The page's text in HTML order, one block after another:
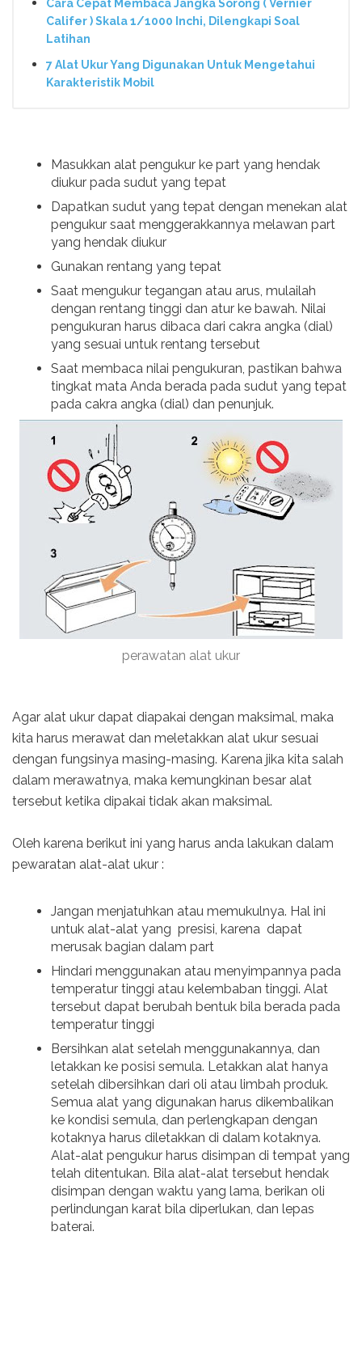
Cara Cepat Membaca Jangka Sorong ( Vernier
Califer ) Skala 1/1000 Inchi, Dilengkapi Soal
Latihan
7 Alat Ukur Yang Digunakan Untuk Mengetahui
Karakteristik Mobil
Masukkan alat pengukur ke part yang hendak
diukur pada sudut yang tepat
Dapatkan sudut yang tepat dengan menekan alat
pengukur saat menggerakkannya melawan part
yang hendak diukur
Gunakan rentang yang tepat
Saat mengukur tegangan atau arus, mulailah
dengan rentang tinggi dan atur ke bawah. Nilai
pengukuran harus dibaca dari cakra angka (dial)
yang sesuai untuk rentang tersebut
Saat membaca nilai pengukuran, pastikan bahwa
tingkat mata Anda berada pada sudut yang tepat
pada cakra angka (dial) dan penunjuk.
perawatan alat ukur
Agar alat ukur dapat diapakai dengan maksimal, maka
kita harus merawat dan meletakkan alat ukur sesuai
dengan fungsinya masing-masing. Karena jika kita salah
dalam merawatnya, maka kemungkinan besar alat
tersebut ketika dipakai tidak akan maksimal.
Oleh karena berikut ini yang harus anda lakukan dalam
pewaratan alat-alat ukur :
Jangan menjatuhkan atau memukulnya. Hal ini
untuk alat-alat yang presisi, karena dapat
merusak bagian dalam part
Hindari menggunakan atau menyimpannya pada
temperatur tinggi atau kelembaban tinggi. Alat
tersebut dapat berubah bentuk bila berada pada
temperatur tinggi
Bersihkan alat setelah menggunakannya, dan
letakkan ke posisi semula. Letakkan alat hanya
setelah dibersihkan dari oli atau limbah produk.
Semua alat yang digunakan harus dikembalikan
ke kondisi semula, dan perlengkapan dengan
kotaknya harus diletakkan di dalam kotaknya.
Alat-alat pengukur harus disimpan di tempat yang
telah ditentukan. Bila alat-alat tersebut hendak
disimpan dengan waktu yang lama, berikan oli
perlindungan karat bila diperlukan, dan lepas
baterai.